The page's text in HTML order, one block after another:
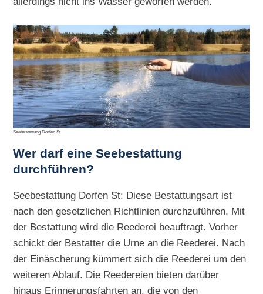
Seebestattung Dorfen St
Wer darf eine Seebestattung
durchführen?
Seebestattung Dorfen St: Diese Bestattungsart ist
nach den gesetzlichen Richtlinien durchzuführen. Mit
der Bestattung wird die Reederei beauftragt. Vorher
schickt der Bestatter die Urne an die Reederei. Nach
der Einäscherung kümmert sich die Reederei um den
weiteren Ablauf. Die Reedereien bieten darüber
hinaus Erinnerungsfahrten an, die von den